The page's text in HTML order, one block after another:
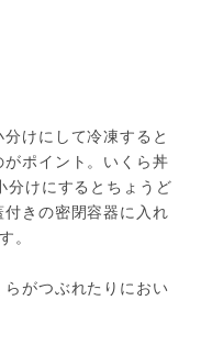
けにして冷凍すると
ポイント。いくら丼
分けにするとちょうど
きの密閉容器に入れ
。
がつぶれたりにおい